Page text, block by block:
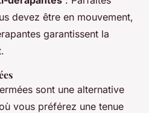
devez être en mouvement,
garantissent la
sont une alternative
vous préférez une tenue